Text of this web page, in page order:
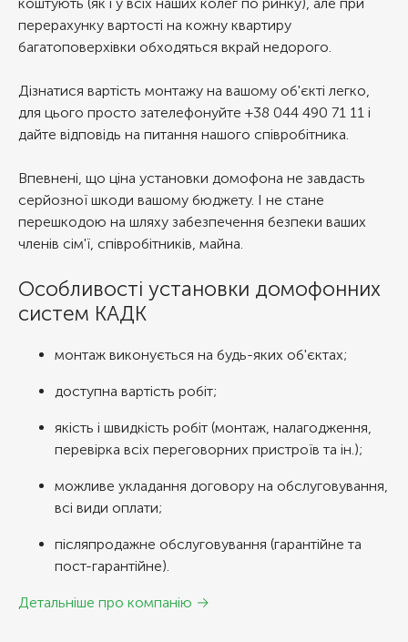
перерахунку вартості на кожну квартиру
багатоповерхівки обходяться вкрай недорого.
Дізнатися вартість монтажу на вашому об'єкті легко,
для цього просто зателефонуйте +38 044 490 71 11 і
дайте відповідь на питання нашого співробітника.
Впевнені, що ціна установки домофона не завдасть
серйозної шкоди вашому бюджету. І не стане
перешкодою на шляху забезпечення безпеки ваших
членів сім'ї, співробітників, майна.
Особливості установки домофонних
систем КАДК
монтаж виконується на будь-яких об'єктах;
доступна вартість робіт;
якість і швидкість робіт (монтаж, налагодження,
перевірка всіх переговорних пристроїв та ін.);
можливе укладання договору на обслуговування,
всі види оплати;
післяпродажне обслуговування (гарантійне та
пост-гарантійне).
Детальніше про компанію →